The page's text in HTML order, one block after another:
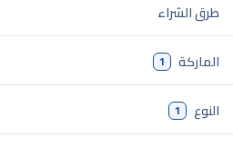
طرق الشراء
الماركة 1
النوع 1